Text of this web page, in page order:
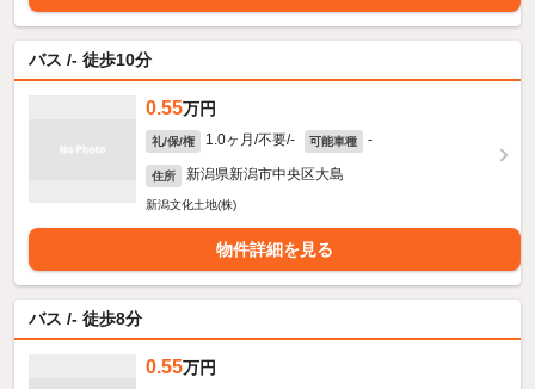
バス /- 徒歩10分
0.55万円
礼/保/権 1.0ヶ月/不要/- 可能車種 -
住所 新潟県新潟市中央区大島
新潟文化土地(株)
物件詳細を見る
バス /- 徒歩8分
0.55万円